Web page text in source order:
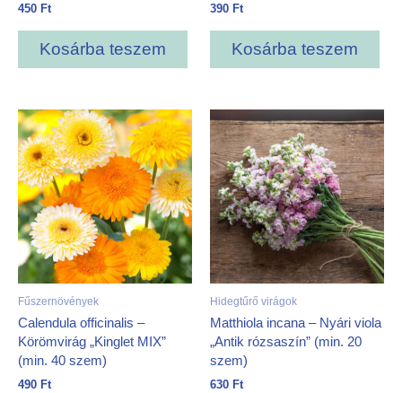
450 Ft
Kosárba teszem
390 Ft
Kosárba teszem
Fűszernövények
Calendula officinalis –
Körömvirág „Kinglet MIX”
(min. 40 szem)
490 Ft
Hidegtűrő virágok
Matthiola incana – Nyári viola
„Antik rózsaszín” (min. 20
szem)
630 Ft